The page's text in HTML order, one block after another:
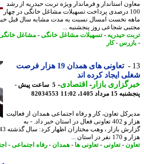
استاندار و فرماندار ویژه تربت حیدریه از رشد
100 درصدی پرداخت تسهیلات مشاغل خانگی در چهار
نخست امسال نسبت به مدت مشابه سال قبل خبر داد.
شجاعی روز پنجشنبه ...
حیدریه- تسهیلات مشاغل خانگی-مشاغل خانگی-
-کار
تعاونی های همدان 19 هزار فرصت
ایجاد کرده اند
بازار- اقتصادی- 5 ساعت پیش -
1405، 11:02
82034553
تعاون، کار و رفاه اجتماعی همدان از فعالیت
هزار و 402 تعاونی فعال در استان خبر داد. - به
گزارش
در استان ...
-تعاونی-تعاونی ها- همدان- رفاه اجتماعی-